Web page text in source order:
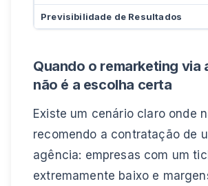
Previsibilidade de Resultados
Quando o remarketing via
não é a escolha certa
Existe um cenário claro onde
recomendo a contratação de
agência: empresas com um
extremamente baixo e